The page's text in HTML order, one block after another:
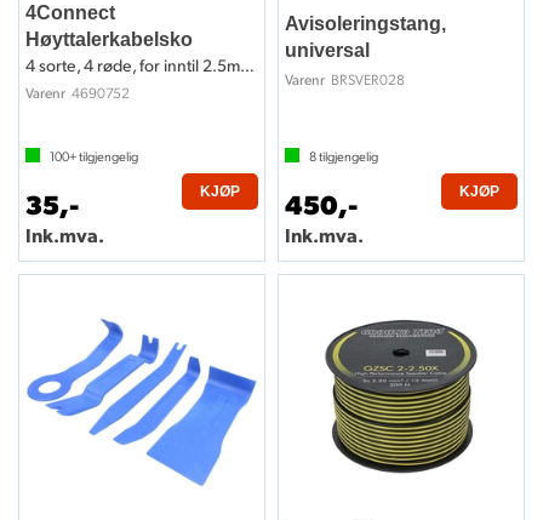
4Connect
Høyttalerkabelsko
4 sorte, 4 røde, for inntil 2.5mm2 kabel
Varenr 4690752
100+tilgjengelig
35,-
Ink.mva.
KJØP
Avisoleringstang,
universal
Varenr BRSVER028
8tilgjengelig
450,-
Ink.mva.
KJØP